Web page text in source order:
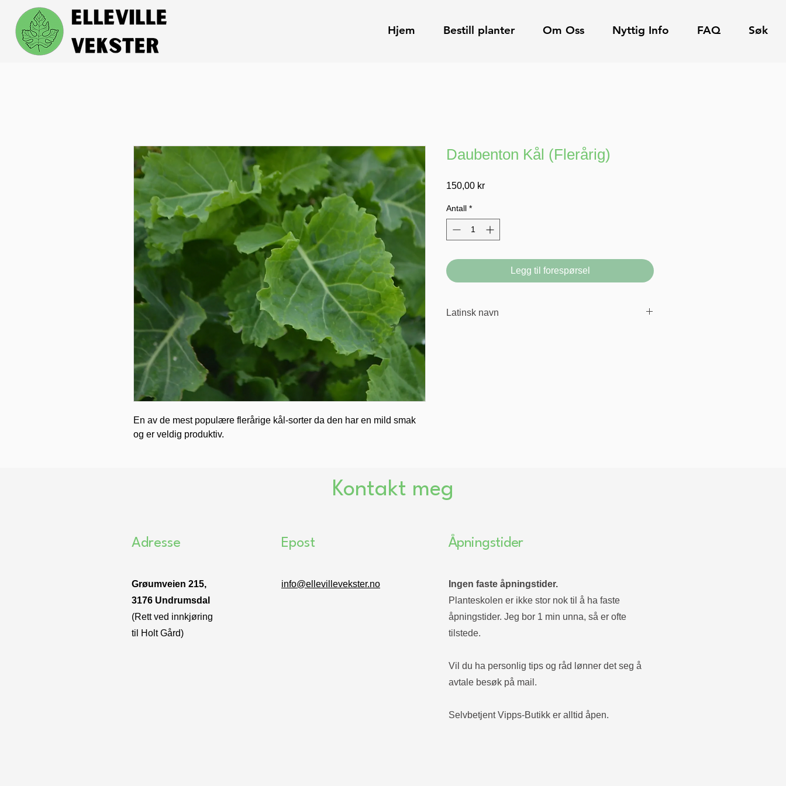
Hjem Bestill planter Om Oss Nyttig Info FAQ Søk
En av de mest populære flerårige kål-sorter da den har en mild smak
og er veldig produktiv.
Daubenton Kål (Flerårig)
150,00 krPris
Antall *
Legg til forespørsel
Latinsk navn
Kontakt meg
Adresse Epost Åpningstider
Grøumveien 215,
3176 Undrumsdal
(Rett ved innkjøring
til Holt Gård)
info@ellevillevekster.no
Ingen faste åpningstider.
Planteskolen er ikke stor nok til å ha faste
åpningstider. Jeg bor 1 min unna, så er ofte
tilstede.
Vil du ha personlig tips og råd lønner det seg å
avtale besøk på mail.
Selvbetjent Vipps-Butikk er alltid åpen.